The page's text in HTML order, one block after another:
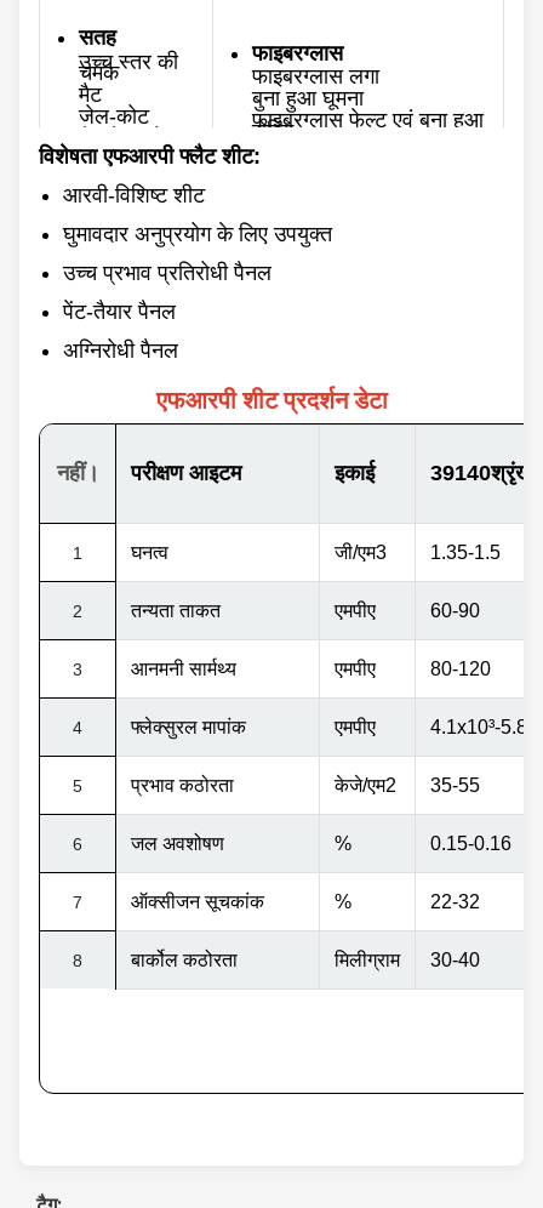
सतह
उच्च स्तर की
चमक
मैट
जेल-कोट
गैर जेल-कोट
रंग
स्वनिर्धारित
पीछे की ओर
चिकना
किसी न किसी
फाइबरग्लास
फाइबरग्लास लगा
बुना हुआ घूमना
फाइबरग्लास फेल्ट एवं बुना हुआ
रोविंग
मोटाई
3500 मिमी
लंबाई
विशेषता एफआरपी फ्लैट शीट:
आरवी-विशिष्ट शीट
घुमावदार अनुप्रयोग के लिए उपयुक्त
उच्च प्रभाव प्रतिरोधी पैनल
पेंट-तैयार पैनल
अग्निरोधी पैनल
एफआरपी शीट प्रदर्शन डेटा
नहीं। परीक्षण आइटम इकाई
1 घनत्व जी/एम3 1.35-1.5
2 तन्यता ताकत एमपीए 60-90
3 आनमनी सार्मथ्य एमपीए 80-120
4 फ्लेक्सुरल मापांक एमपीए 4.1x10³-
5 प्रभाव कठोरता केजे/एम2 35-55
6 जल अवशोषण % 0.15-0.16
7 ऑक्सीजन सूचकांक % 22-32
8 बार्कोल कठोरता मिलीग्राम 30-40